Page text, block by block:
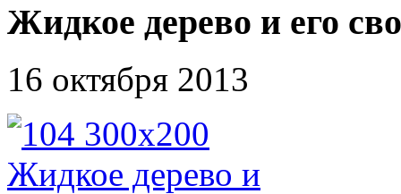
Жидкое дерево и его
16 октября 2013